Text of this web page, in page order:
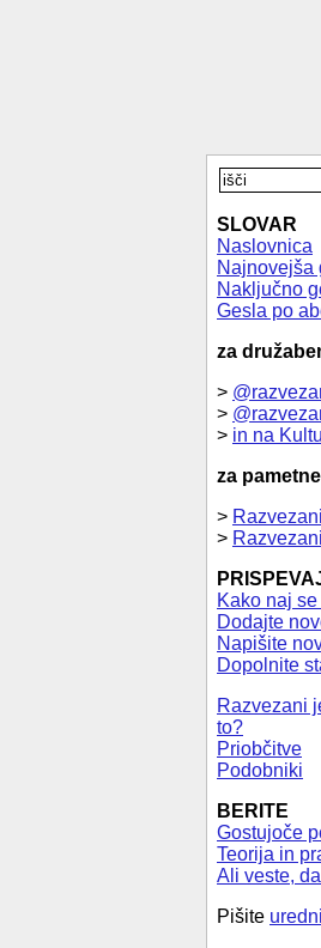
SLOVAR
Naslovnica
Najnovejša
Naključno
Gesla po
za
>
>
> in na
za pametne
>
>
Kako naj
Dodajte
Napišite
Dopolnite
Razvezani
to?
Priobčitve
Podobniki
BERITE
Gostujoče
Teorija in
Ali veste,
Pišite